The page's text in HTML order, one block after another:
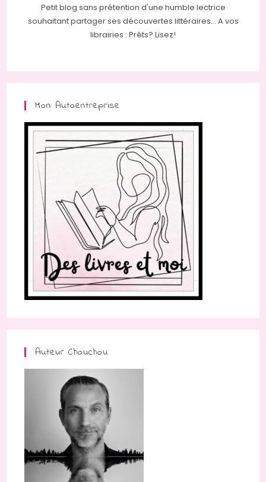
Petit blog sans prétention d'une humble lectrice
souhaitant partager ses découvertes littéraires... A vos
librairies : Prêts? Lisez!
Mon Autoentreprise
Auteur Chouchou